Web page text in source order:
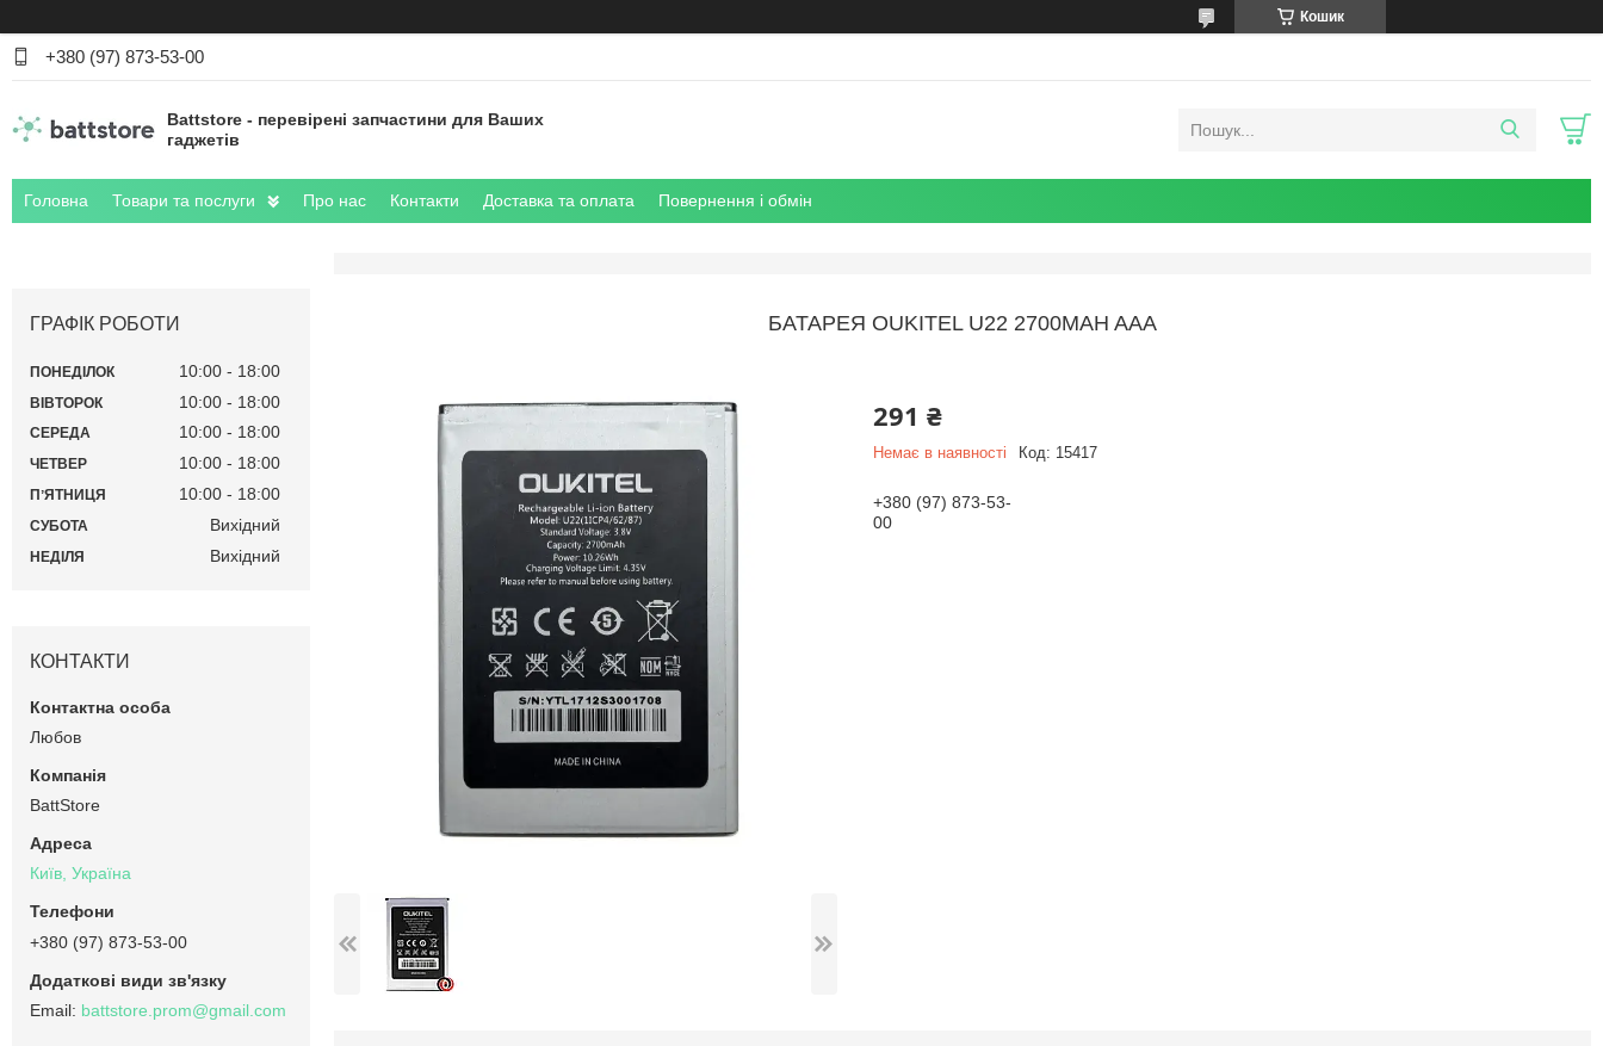
Кошик
+380 (97) 873-53-00
Battstore - перевірені запчастини для Ваших
гаджетів
Головна Товари та послуги Про нас Контакти Доставка та оплата Повернення і обмін
БАТАРЕЯ OUKITEL U22 2700MAH AAA
291 ₴
Немає в наявності Код: 15417
+380 (97) 873-53-
00
ГРАФІК РОБОТИ
ПОНЕДІЛОК 10:00 18:00
ВІВТОРОК 10:00 18:00
СЕРЕДА 10:00 18:00
ЧЕТВЕР 10:00 18:00
ПʼЯТНИЦЯ 10:00 18:00
СУБОТА Вихідний
НЕДІЛЯ Вихідний
КОНТАКТИ
Любов
BattStore
Київ, Україна
+380 (97) 873-53-00
battstore.prom@gmail.com